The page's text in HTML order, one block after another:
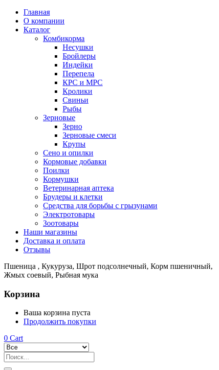
Главная
О компании
Каталог
Комбикорма
Несушки
Бройлеры
Индейки
Перепела
КРС и МРС
Кролики
Свиньи
Рыбы
Зерновые
Зерно
Зерновые смеси
Крупы
Сено и опилки
Кормовые добавки
Поилки
Кормушки
Ветеринарная аптека
Брудеры и клетки
Средства для борьбы с грызунами
Электротовары
Зоотовары
Наши магазины
Доставка и оплата
Отзывы
Пшеница , Кукуруза, Шрот подсолнечный, Корм пшеничный,
Жмых соевый, Рыбная мука
Корзина
Ваша корзина пуста
Продолжить покупки
0 Cart